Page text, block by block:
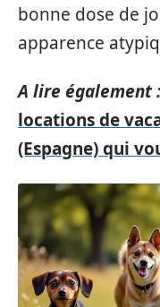
bonne dose de
apparence
A lire également :
locations de
(Espagne) qui